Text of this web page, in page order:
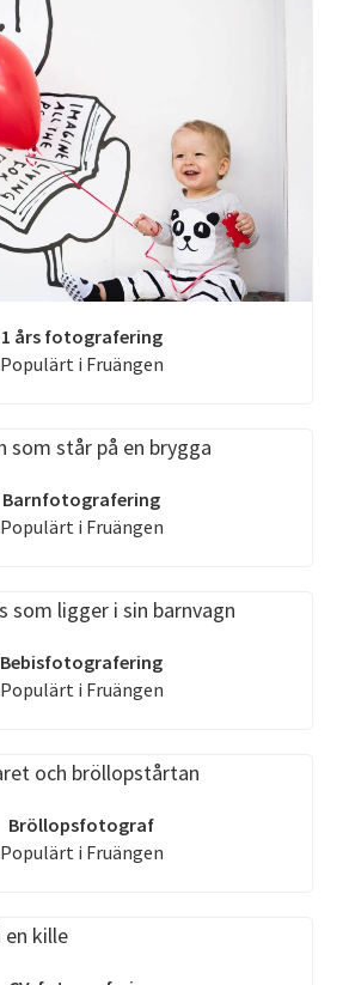
1 års fotografering
Populärt i Fruängen
Barnfotografering
Populärt i Fruängen
Bebisfotografering
Populärt i Fruängen
Bröllopsfotograf
Populärt i Fruängen